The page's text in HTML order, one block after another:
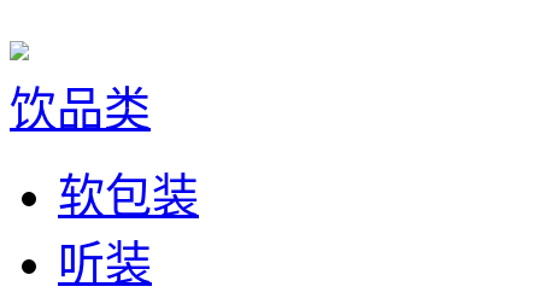
饮品类
软包装
听装